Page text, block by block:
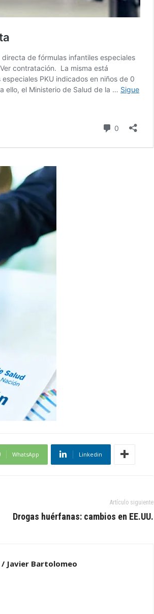
WhatsApp Linkedin
Artículo siguiente
Drogas huérfanas: cambios en EE.UU.
Javier Bartolomeo